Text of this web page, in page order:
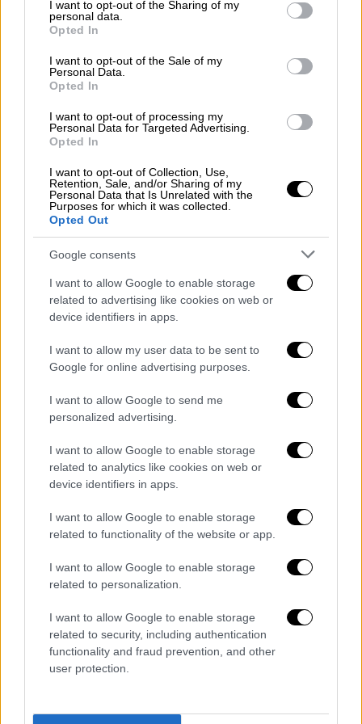
not limited to your visit or usage behaviour. You may click to
grant or deny consent to Google and its third-party tags to
use your data for below specified purposes in below Google
consent section.
I want to opt-out of the Sharing of my
personal data.
Opted In
I want to opt-out of the Sale of my
Personal Data.
Opted In
I want to opt-out of processing my
Personal Data for Targeted Advertising.
Opted In
I want to opt-out of Collection, Use,
Retention, Sale, and/or Sharing of my
Personal Data that Is Unrelated with the
Purposes for which it was collected.
Opted Out
Google consents
I want to allow Google to enable storage
related to advertising like cookies on web or
device identifiers in apps.
I want to allow my user data to be sent to
Google for online advertising purposes.
I want to allow Google to send me
personalized advertising.
I want to allow Google to enable storage
related to analytics like cookies on web or
device identifiers in apps.
I want to allow Google to enable storage
related to functionality of the website or app.
I want to allow Google to enable storage
related to personalization.
I want to allow Google to enable storage
related to security, including authentication
functionality and fraud prevention, and other
user protection.
προετοιμάζεται για μια μεγάλη στρατιωτική
επιχείρηση στο Χαλέπι, η Τουρκία φοβάται
ανθρωπιστική κρίση στοΙντλίμπ
, όπου
βρίσκονται περίπου 4 εκατομμύρια
εκτοπισμένοι.
Η Τουρκία ενισχύει τη στρατιωτική
της παρουσία
Αντιμέτωπη με την αυξανόμενη απειλή, η
Τουρκίααποφάσισε να ενισχύσει τις
δυνάμεις της στη βόρεια Συρία. Με μια
αυτοκινητοπομπή 15 φορτηγών
φορτωμένων με πυρομαχικά και
στρατιωτικό εξοπλισμό, και περισσότερα
από 10 τεθωρακισμένα οχήματα να
καταφθάνουν στην περιοχή τουJabal ez-
Zawiya, ο τουρκικός στρατός δείχνει να
ετοιμάζεται για πιθανές εξελίξεις.
Για το λόγο αυτό, εγκατέστησε επίσης ένα
πολεμικό ραντάρ και ένα σύστημα αεράμυνας
μεγάλου βεληνεκούς στην περιοχή. Σύμφωνα
με το Συριακό Παρατηρητήριο Ανθρωπίνων
Δικαιωμάτων (SOHR), η
Τουρκία
έχει ήδη
ενεργοποιήσει σύγχρονα συστήματα
Λατάκειας και στην πεδιάδα Gab.
Στρατιωτικές ενισχύσεις και στις
άλλες ζώνες επιρροής
Η Τουρκία δεν περιορίστηκε μόνο στη